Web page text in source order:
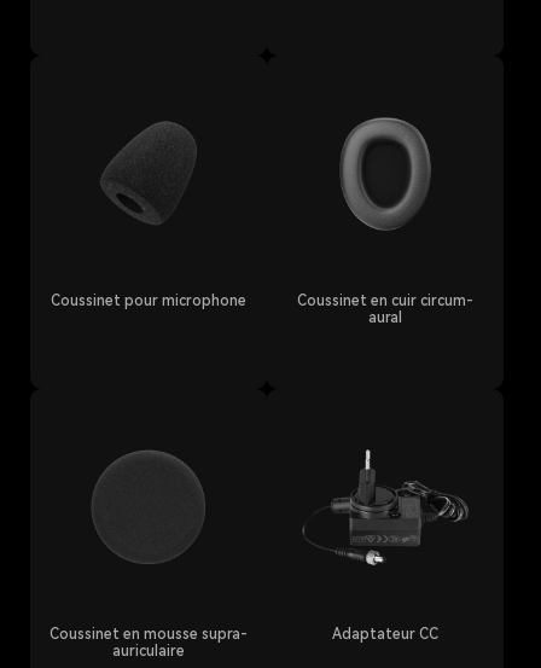
Coussinet pour microphone
Coussinet en cuir circum-
aural
Coussinet en mousse supra-
auriculaire
Adaptateur CC